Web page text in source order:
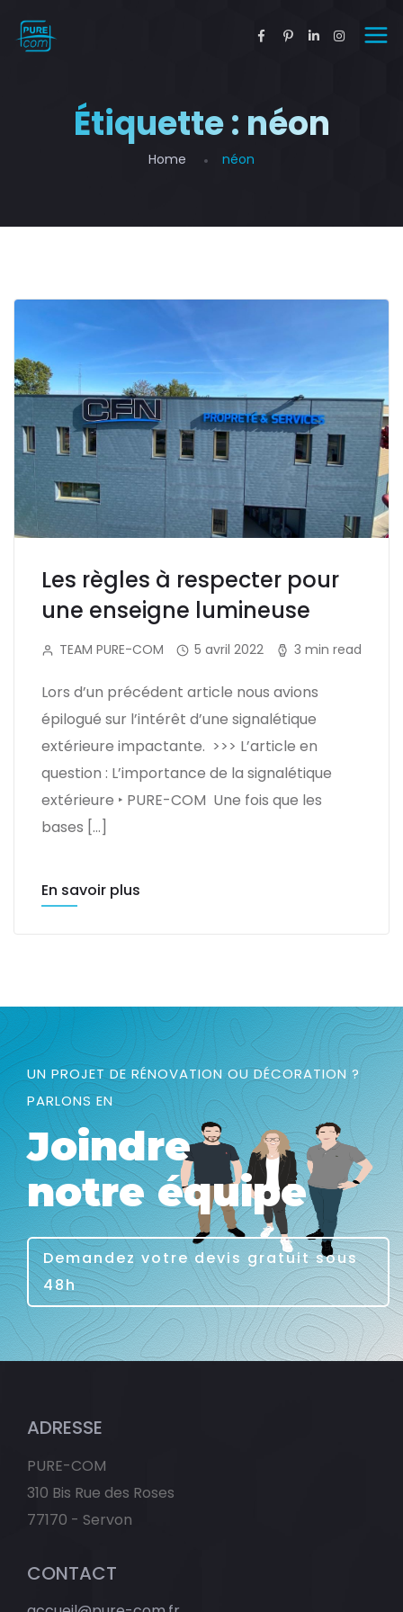
Étiquette : néon
Home néon
Les règles à respecter pour
une enseigne lumineuse
TEAM PURE-COM 5 avril 2022 3 min read
Lors d’un précédent article nous avions
épilogué sur l’intérêt d’une signalétique
extérieure impactante. >>> L’article en
question : L’importance de la signalétique
extérieure ‣ PURE-COM Une fois que les
bases […]
En savoir plus
UN PROJET DE RÉNOVATION OU DÉCORATION ?
PARLONS EN
Joindre
notre équipe
Demandez votre devis gratuit sous
48h
ADRESSE
PURE-COM
310 Bis Rue des Roses
77170 - Servon
CONTACT